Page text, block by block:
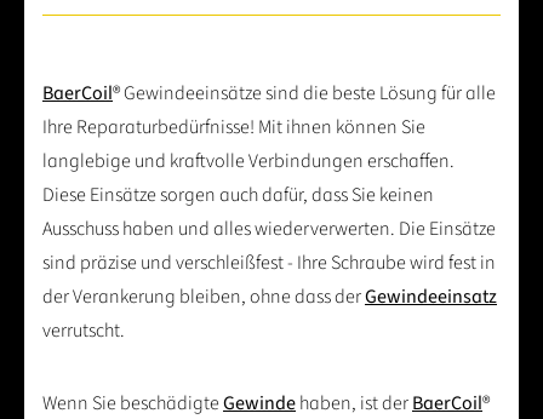
BaerCoil® Gewindeeinsätze sind die beste Lösung für alle
Ihre Reparaturbedürfnisse! Mit ihnen können Sie
langlebige und kraftvolle Verbindungen erschaffen.
Diese Einsätze sorgen auch dafür, dass Sie keinen
Ausschuss haben und alles wiederverwerten. Die Einsätze
sind präzise und verschleißfest - Ihre Schraube wird fest in
der Verankerung bleiben, ohne dass derGewindeeinsatz
verrutscht.
Wenn Sie beschädigteGewindehaben, ist derBaerCoil®